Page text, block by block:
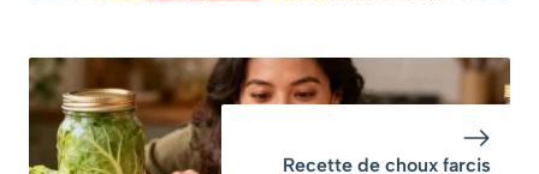
Recette de choux farcis